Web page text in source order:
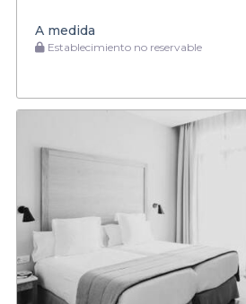
A medida
Establecimiento no reservable